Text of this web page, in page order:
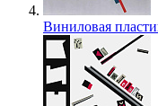
Виниловая